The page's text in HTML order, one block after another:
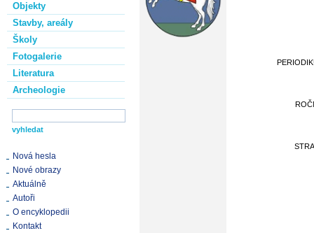
Objekty
Stavby, areály
Školy
Fotogalerie
Literatura
Archeologie
Nová hesla
Nové obrazy
Aktuálně
Autoři
O encyklopedii
Kontakt